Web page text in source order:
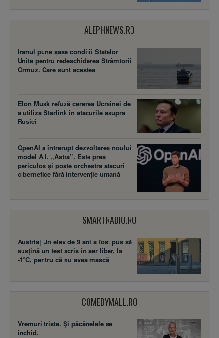
ALEPHNEWS.RO
Iranul pune șase condiții Statelor
Unite pentru redeschiderea Strâmtorii
Ormuz. Care sunt acestea
Elon Musk refuză cererea Ucrainei de
a utiliza Starlink în atacurile asupra
Rusiei
OpenAI a întrerupt dezvoltarea noului
model A.I. „Astra”. Este prea
periculos și poate orchestra atacuri
cibernetice fără intervenție umană
SMARTRADIO.RO
Austria| Un elev de 9 ani a fost pus să
susţină un test scris în aer liber, la
-1°C, pentru că nu avea mască
COMEDYMALL.RO
Vremuri triste. Şi păcănelele se
închid.